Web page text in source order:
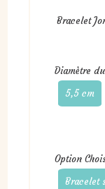
Bracelet
Diamètre
5,5 cm
Option
Bracelet